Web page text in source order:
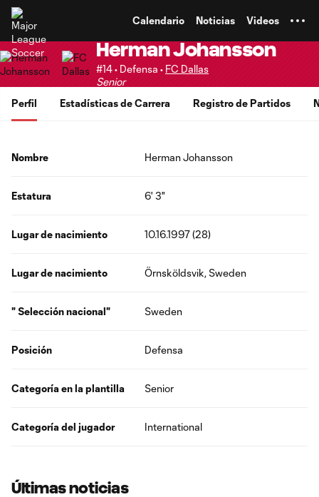
Calendario Noticias Videos
Herman Johansson
#14 • Defensa • FC Dallas
Senior
Perfil
Estadísticas de Carrera Registro de Partidos
Nombre Herman Johansson
Estatura 6' 3"
Lugar de nacimiento 10.16.1997 (28)
Lugar de nacimiento Örnsköldsvik, Sweden
" Selección nacional" Sweden
Posición Defensa
Categoría en la plantilla Senior
Categoría del jugador International
Últimas noticias